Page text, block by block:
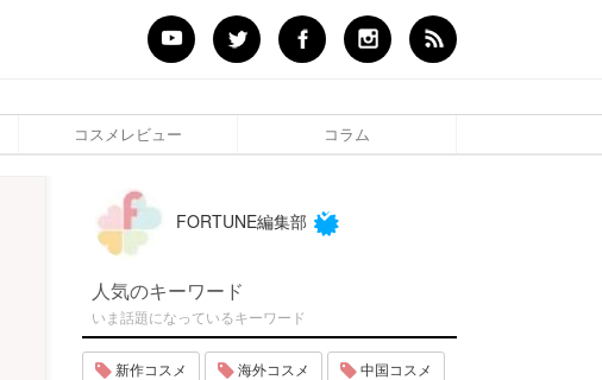
コスメレビュー コラム
FORTUNE編集部
人気のキーワード
いま話題になっているキーワード
新作コスメ 海外コスメ 中国コスメ